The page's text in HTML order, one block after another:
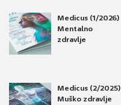
Medicus (1/2026)
Mentalno
zdravlje
Medicus (2/2025)
Muško zdravlje